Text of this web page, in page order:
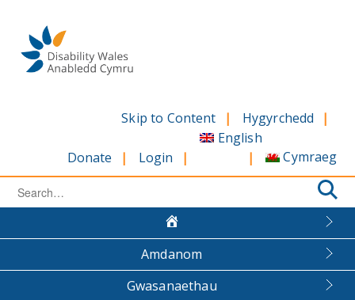
content
Skip to Content Hygyrchedd
Donate Login
English
Cymraeg
Search
Amdanom
Gwasanaethau